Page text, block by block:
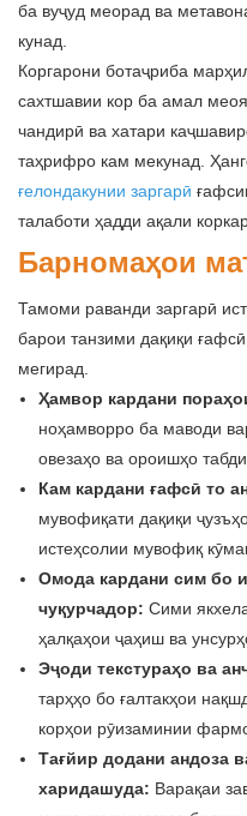
ба вуҷуд меорад ва
кунад.
Коргарони ботаҷриба
сахтшавии кор ба амал
чандирӣ ва хатари
таҳрифро кам мекунад.
ғелондакунии заргарӣ
талаботи ҳадди ақали
Барномаҳои
Тамоми раванди заргарӣ
барои танзими дақиқи
мегирад.
Ҳамвор кардани
ноҳамворро ба маводи
овезаҳо ва ороишҳо
Кам кардани ғафсӣ то
мувофиқати дақиқи
истеҳсолии мувофиқ
Омода кардани сим бо
чуқурчадор: Сими
ҳалқаҳои ҷаҳиш ва
Эҷоди текстураҳо ва
тарҳҳо бо ғалтакҳои
корҳои рӯизаминии
Тағйир додани андоза
харидашуда: Варақаи